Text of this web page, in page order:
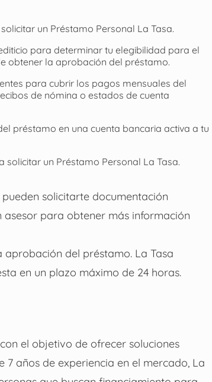
un Préstamo Personal La Tasa.
para determinar tu elegibilidad para el
obtener la aprobación del préstamo.
para cubrir los pagos mensuales del
de nómina o estados de cuenta
préstamo en una cuenta bancaria activa a tu
solicitar un Préstamo Personal La Tasa.
solicitarte documentación
asesor para obtener más información
del préstamo. La Tasa
en un plazo máximo de 24 horas.
el objetivo de ofrecer soluciones
7 años de experiencia en el mercado, La